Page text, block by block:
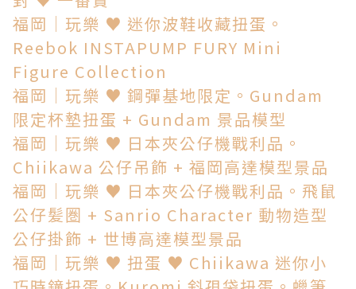
福岡│玩樂 ♥ 迷你波鞋收藏扭蛋。
Reebok INSTAPUMP FURY Mini
Figure Collection
福岡│玩樂 ♥ 鋼彈基地限定。Gundam
限定杯墊扭蛋 + Gundam 景品模型
福岡│玩樂 ♥ 日本夾公仔機戰利品。
Chiikawa 公仔吊飾 + 福岡高達模型景品
福岡│玩樂 ♥ 日本夾公仔機戰利品。飛鼠
公仔髪圏 + Sanrio Character 動物造型
公仔掛飾 + 世博高達模型景品
福岡│玩樂 ♥ 扭蛋 ♥ Chiikawa 迷你小